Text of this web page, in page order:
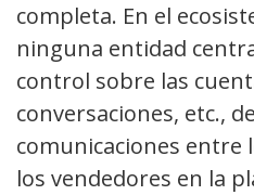
completa. En el
ninguna entidad
control sobre las
conversaciones, etc.,
comunicaciones entre
los vendedores en la